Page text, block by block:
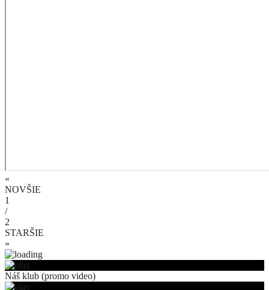
«
NOVŠIE
1
/
2
STARŠIE
»
Náš klub (promo video)